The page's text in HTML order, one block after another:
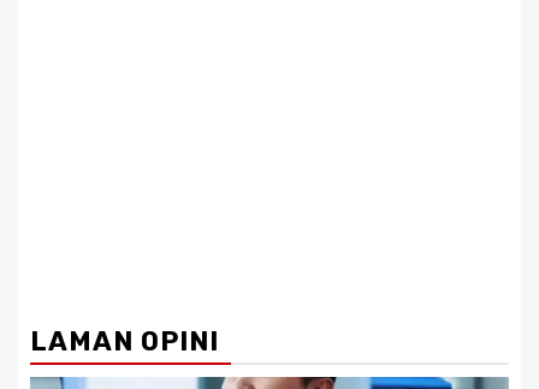
LAMAN OPINI